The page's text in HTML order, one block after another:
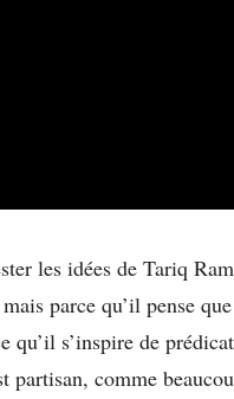
les idées de Tariq
parce qu’il pense
qu’il s’inspire de
comme